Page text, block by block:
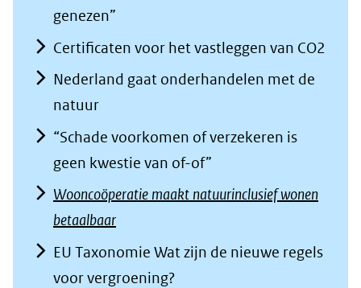
genezen”
Certificaten voor het vastleggen van CO2
Nederland gaat onderhandelen met de
natuur
“Schade voorkomen of verzekeren is
geen kwestie van of-of”
Wooncoöperatie maakt natuurinclusief wonen
betaalbaar
EU Taxonomie Wat zijn de nieuwe regels
voor vergroening?